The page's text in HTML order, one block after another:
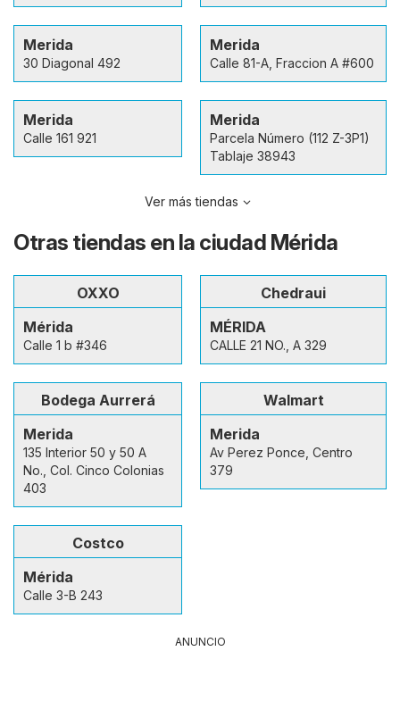
Merida
30 Diagonal 492
Merida
Calle 81-A, Fraccion A #600
Merida
Calle 161 921
Merida
Parcela Número (112 Z-3P1)
Tablaje 38943
Ver más tiendas
Otras tiendas en la ciudad Mérida
OXXO
Mérida
Calle 1 b #346
Chedraui
MÉRIDA
CALLE 21 NO., A 329
Bodega Aurrerá
Merida
135 Interior 50 y 50 A
No., Col. Cinco Colonias
403
Walmart
Merida
Av Perez Ponce, Centro
379
Costco
Mérida
Calle 3-B 243
ANUNCIO